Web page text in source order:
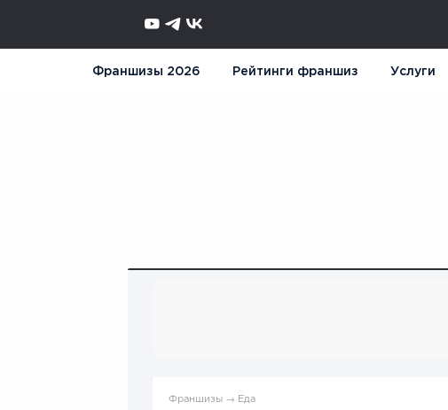
Франшизы 2026 Рейтинги франшиз Услуги
Франшизы → Еда